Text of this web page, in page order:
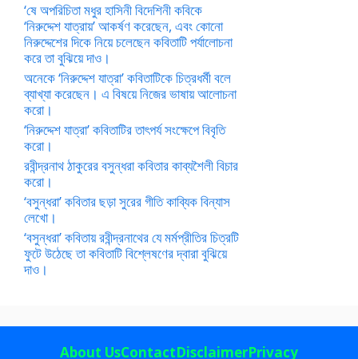
‘ষে অপরিচিতা মধুর হাসিনী বিদেশিনী কবিকে
‘নিরুদ্দেশ যাত্রায়’ আকর্ষণ করেছেন, এবং কোনো
নিরুদ্দেশের দিকে নিয়ে চলেছেন কবিতাটি পর্যালোচনা
করে তা বুঝিয়ে দাও।
অনেকে ‘নিরুদ্দেশ যাত্রা’ কবিতাটিকে চিত্রধর্মী বলে
ব্যাখ্যা করেছেন। এ বিষয়ে নিজের ভাষায় আলোচনা
করো।
‘নিরুদ্দেশ যাত্রা’ কবিতাটির তাৎপর্য সংক্ষেপে বিবৃতি
করো।
রবীন্দ্রনাথ ঠাকুরের বসুন্ধরা কবিতার কাব্যশৈলী বিচার
করো।
‘বসুন্ধরা’ কবিতার ছড়া সুরের গীতি কাব্যিক বিন্যাস
লেখো।
‘বসুন্ধরা’ কবিতায় রবীন্দ্রনাথের যে মর্মপ্রীতির চিত্রটি
ফুটে উঠেছে তা কবিতাটি বিশ্লেষণের দ্বারা বুঝিয়ে
দাও।
About UsContactDisclaimerPrivacy